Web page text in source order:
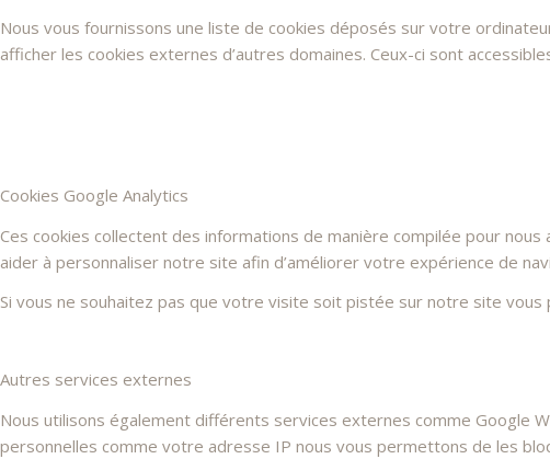
Nous vous fournissons une liste de cookies déposés sur votre
afficher les cookies externes d’autres domaines. Ceux-ci sont
Cookies Google Analytics
Ces cookies collectent des informations de manière compilée pour
aider à personnaliser notre site afin d’améliorer votre expérience de
Si vous ne souhaitez pas que votre visite soit pistée sur notre site
Autres services externes
Nous utilisons également différents services externes comme Google
personnelles comme votre adresse IP nous vous permettons de les